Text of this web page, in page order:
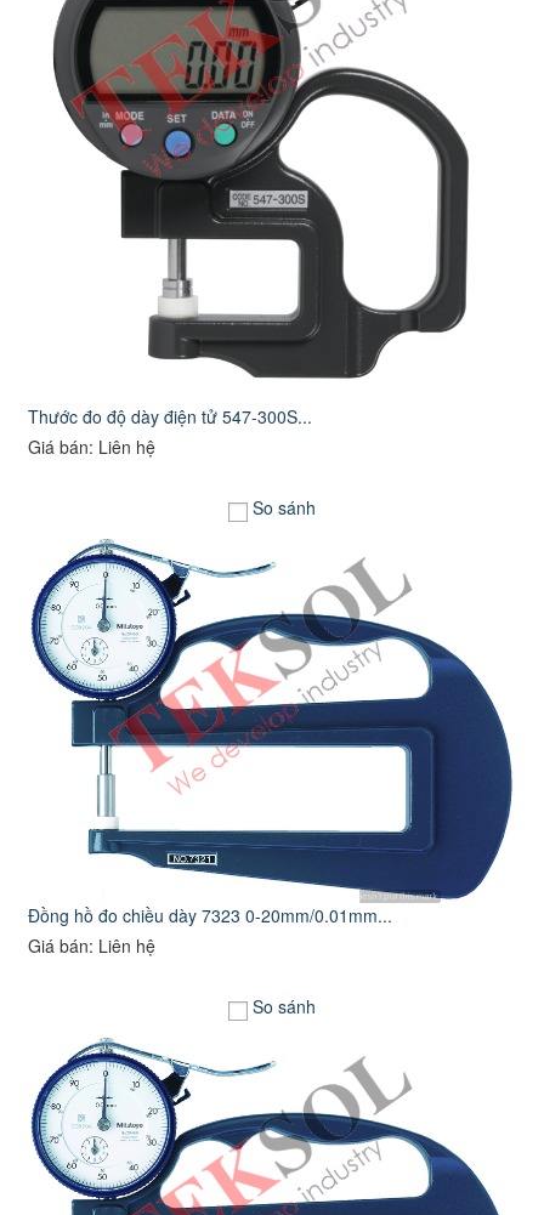
Thước đo độ dày điện tử 547-300S...
Giá bán: Liên hệ
So sánh
Đồng hồ đo chiều dày 7323 0-20mm/0.01mm...
Giá bán: Liên hệ
So sánh